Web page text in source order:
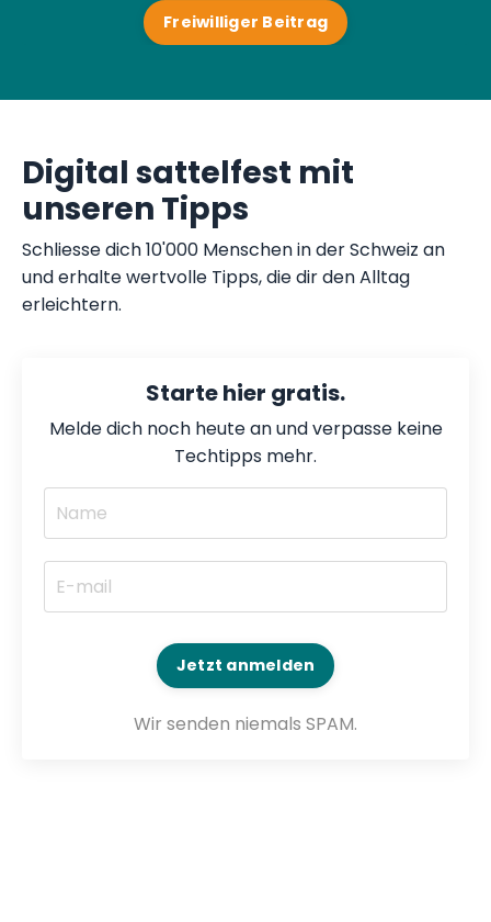
Freiwilliger Beitrag
Digital sattelfest mit
unseren Tipps
Schliesse dich 10'000 Menschen in der Schweiz an
und erhalte wertvolle Tipps, die dir den Alltag
erleichtern.
Starte hier gratis.
Melde dich noch heute an und verpasse keine
Techtipps mehr.
Jetzt anmelden
Wir senden niemals SPAM.